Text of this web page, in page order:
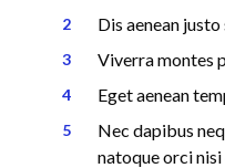
Dis aenean justo
Viverra montes
Eget aenean
Nec dapibus
natoque orci nisi